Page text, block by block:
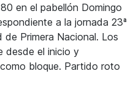
en el pabellón Domingo
a la jornada 23ª
de Primera Nacional. Los
desde el inicio y
bloque. Partido roto